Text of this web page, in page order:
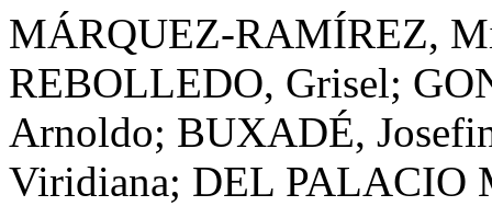
MÁRQUEZ-RAMÍREZ,
REBOLLEDO, Grisel;
Arnoldo; BUXADÉ,
Viridiana; DEL PALACIO